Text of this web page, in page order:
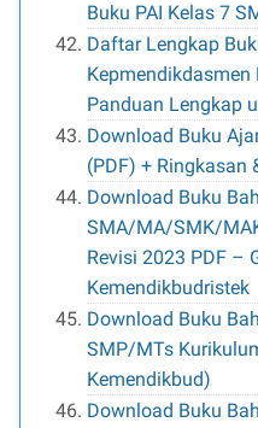
Buku PAI Kelas 7
Daftar Lengkap
Kepmendikdasmen
Panduan Lengkap
Download Buku
(PDF) + Ringkasan
Download Buku
SMA/MA/SMK/
Revisi 2023 PDF –
Kemendikbudristek
Download Buku
SMP/MTs
Kemendikbud)
Download Buku